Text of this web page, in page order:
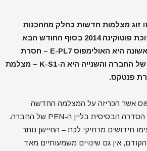
זוג מצלמות חדשות כחלק מההכנות
הכלליות לפתיחת תערוכת פוטוקינה 2014 בסוף החודש הבא
בגרמניה. המצלמה הראשונה היא האולימפוס E-PL7 – חסרת
מראה מסדרת ה-PEN של החברה והשנייה היא ה-K-S1 – מצלמת
פנטקס.
אשר הכריזה על המצלמה החדשה
בסדרת ה-PEN Light – הסדרה הבסיסית בליין ה-PEN של החברה.
חידושים מרחיקי לכת – החיישן נותר
כשהיה בדגם ה-E-PL5 הקודם, אין גם שינויים משמעותיים מאד